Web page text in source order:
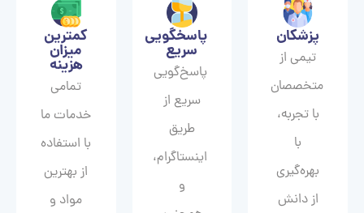
پزشکان
تیمی از
متخصصان
با تجربه،
با
بهره‌گیری
از دانش
پاسخگویی
سریع
پاسخ‌گویی
سریع از
طریق
اینستاگرام،
و
کمترین
میزان
هزینه
تمامی
خدمات ما
با استفاده
از بهترین
مواد و